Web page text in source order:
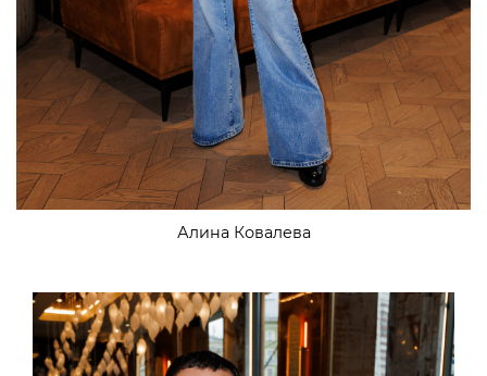
Алина Ковалева